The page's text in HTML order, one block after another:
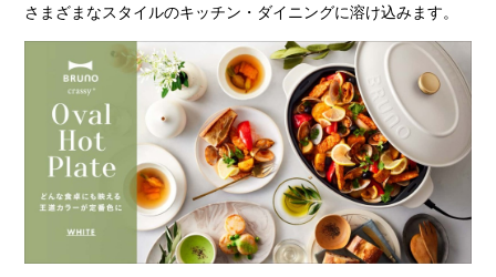
さまざまなスタイルのキッチン・ダイニングに溶け込みます。